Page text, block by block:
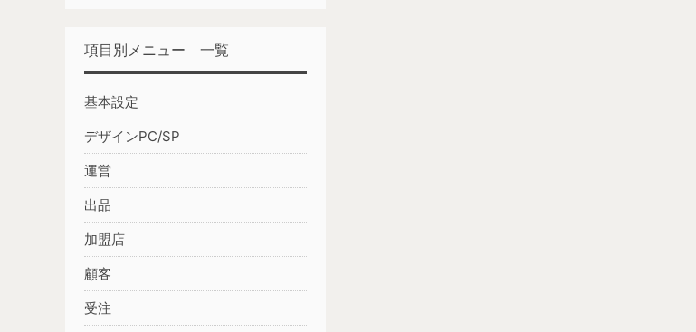
項目別メニュー 一覧
基本設定
デザインPC/SP
運営
出品
加盟店
顧客
受注